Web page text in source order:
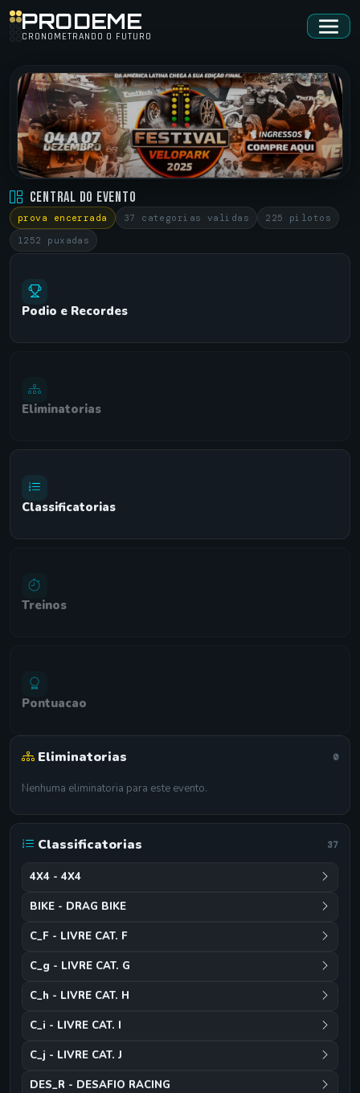
PRODEME
CRONOMETRANDO O FUTURO
FESTIVAL VELOPARK • EDICAO FINAL
VELOPARK • 04/12/2025 - 07/12/2025
Central do Evento
prova encerrada 37 categorias validas
225 pilotos
1252 puxadas
Podio e Recordes
Eliminatorias
Classificatorias
Treinos
Pontuacao
Eliminatorias 0
Nenhuma eliminatoria para este evento.
Classificatorias 37
4X4 - 4X4
BIKE - DRAG BIKE
C_F - LIVRE CAT. F
C_g - LIVRE CAT. G
C_h - LIVRE CAT. H
C_i - LIVRE CAT. I
C_j - LIVRE CAT. J
DES_R - DESAFIO RACING